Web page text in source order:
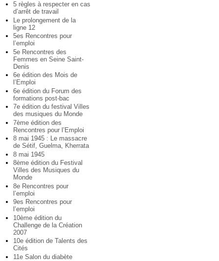
5 règles à respecter en cas
d’arrêt de travail
Le prolongement de la
ligne 12
5es Rencontres pour
l’emploi
5e Rencontres des
Femmes en Seine Saint-
Denis
6e édition des Mois de
l’Emploi
6e édition du Forum des
formations post-bac
7e édition du festival Villes
des musiques du Monde
7ème édition des
Rencontres pour l’Emploi
8 mai 1945 : Le massacre
de Sétif, Guelma, Kherrata
8 mai 1945
8ème édition du Festival
Villes des Musiques du
Monde
8e Rencontres pour
l’emploi
9es Rencontres pour
l’emploi
10ème édition du
Challenge de la Création
2007
10e édition de Talents des
Cités
11e Salon du diabète